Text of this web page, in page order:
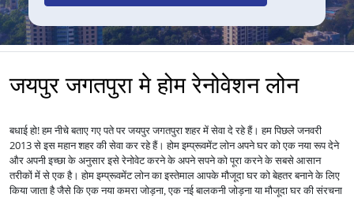
जयपुर जगतपुरा मे होम रेनोवेशन लोन
बधाई हो! हम नीचे बताए गए पते पर जयपुर जगतपुरा शहर में सेवा दे रहे हैं। हम पिछले जनवरी
2013 से इस महान शहर की सेवा कर रहे हैं।होम इम्प्रूवमेंट लोन अपने घर को एक नया रूप देने
और अपनी इच्छा के अनुसार इसे रेनोवेट करने के अपने सपने को पूरा करने के सबसे आसान
तरीकों में से एक है।होम इम्प्रूवमेंट लोन का इस्तेमाल आपके मौजूदा घर को बेहतर बनाने के लिए
किया जाता है जैसे कि एक नया कमरा जोड़ना, एक नई बालकनी जोड़ना या मौजूदा घर की संरचना